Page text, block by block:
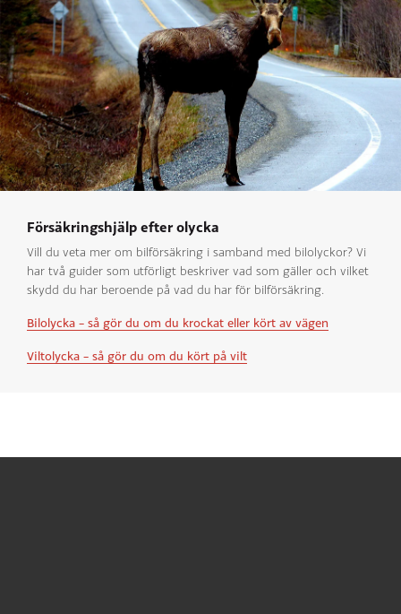
Försäkringshjälp efter olycka
Vill du veta mer om bilförsäkring i samband med bilolyckor? Vi
har två guider som utförligt beskriver vad som gäller och vilket
skydd du har beroende på vad du har för bilförsäkring.
Bilolycka – så gör du om du krockat eller kört av vägen
Viltolycka – så gör du om du kört på vilt